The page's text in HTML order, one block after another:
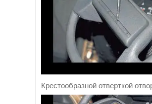
Крестообразной отверткой